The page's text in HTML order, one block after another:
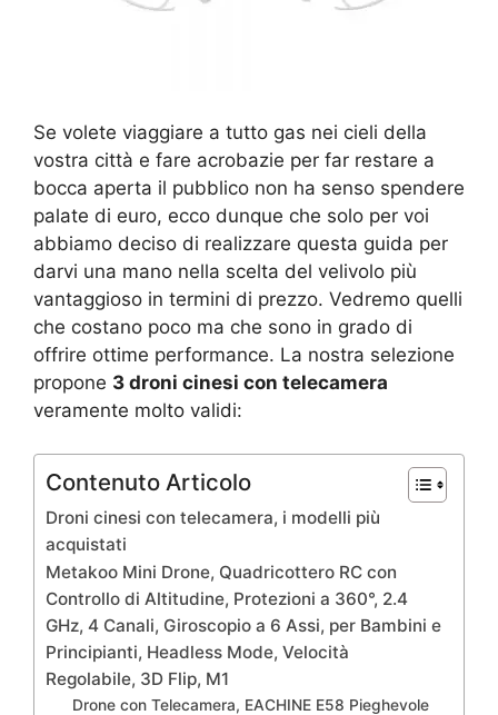
Se volete viaggiare a tutto gas nei cieli della
vostra città e fare acrobazie per far restare a
bocca aperta il pubblico non ha senso spendere
palate di euro, ecco dunque che solo per voi
abbiamo deciso di realizzare questa guida per
darvi una mano nella scelta del velivolo più
vantaggioso in termini di prezzo. Vedremo quelli
che costano poco ma che sono in grado di
offrire ottime performance. La nostra selezione
propone 3 droni cinesi con telecamera
veramente molto validi:
Contenuto Articolo
Droni cinesi con telecamera, i modelli più
acquistati
Metakoo Mini Drone, Quadricottero RC con
Controllo di Altitudine, Protezioni a 360°, 2.4
GHz, 4 Canali, Giroscopio a 6 Assi, per Bambini e
Principianti, Headless Mode, Velocità
Regolabile, 3D Flip, M1
Drone con Telecamera, EACHINE E58 Pieghevole